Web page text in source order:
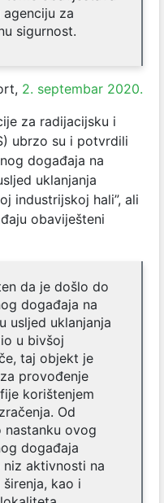
za
sigurnost.
2. septembar 2020.
za radijacijsku i
ubrzo su i potvrdili
događaja na
uklanjanja
industrijskoj hali”, ali
obaviješteni
da je došlo do
događaja na
usljed uklanjanja
u bivšoj
taj objekt je
provođenje
korištenjem
Od
nastanku ovog
događaja
niz aktivnosti na
kao i